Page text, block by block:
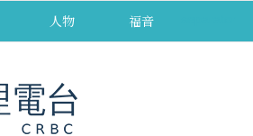
人物 福音